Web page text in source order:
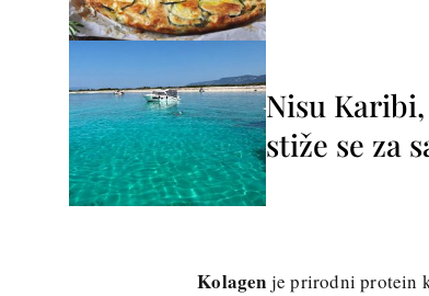
Nisu
stiže se za
Kolagen je prirodni protein